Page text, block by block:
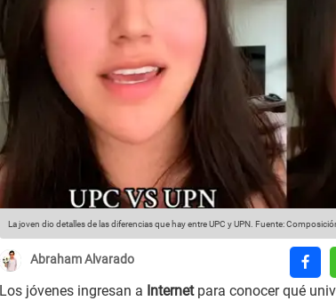
La joven dio detalles de las diferencias que hay entre UPC y UPN. Fuente:
Abraham Alvarado
Los jóvenes ingresan a Internet para conocer qué